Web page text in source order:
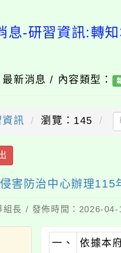
息-研習資訊:轉
最新消息 / 內容類型：
資訊 瀏覽：145
害防治中心辦理
組長 / 發佈時間：2026-
一、
依據本